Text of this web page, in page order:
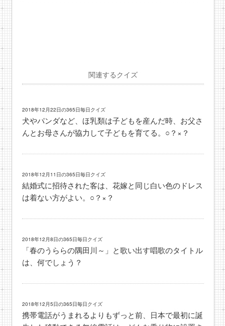
関連するクイズ
2018年12月22日の365日毎日クイズ
犬やパンダなど、ほ乳類は子どもを産んだ時、お父さ
んとお母さんが協力して子どもを育てる。○？×？
2018年12月11日の365日毎日クイズ
結婚式に招待された客は、花嫁と同じ白い色のドレス
は着ない方がよい。○？×？
2018年12月8日の365日毎日クイズ
「春のうららの隅田川～」と歌い出す唱歌のタイトル
は、何でしょう？
2018年12月5日の365日毎日クイズ
携帯電話がうまれるよりもずっと前、日本で最初に誕